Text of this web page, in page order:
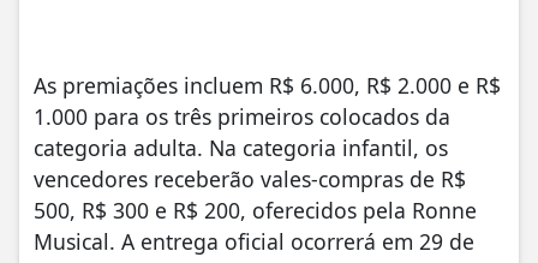
As premiações incluem R$ 6.000, R$ 2.000 e R$
1.000 para os três primeiros colocados da
categoria adulta. Na categoria infantil, os
vencedores receberão vales-compras de R$
500, R$ 300 e R$ 200, oferecidos pela Ronne
Musical. A entrega oficial ocorrerá em 29 de